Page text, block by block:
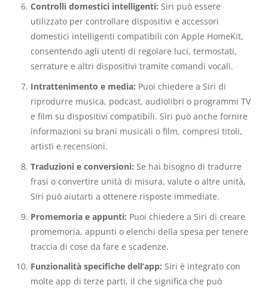
Controlli domestici intelligenti: Siri può essere
utilizzato per controllare dispositivi e accessori
domestici intelligenti compatibili con Apple HomeKit,
consentendo agli utenti di regolare luci, termostati,
serrature e altri dispositivi tramite comandi vocali.
Intrattenimento e media: Puoi chiedere a Siri di
riprodurre musica, podcast, audiolibri o programmi TV
e film su dispositivi compatibili. Siri può anche fornire
informazioni su brani musicali o film, compresi titoli,
artisti e recensioni.
Traduzioni e conversioni: Se hai bisogno di tradurre
frasi o convertire unità di misura, valute o altre unità,
Siri può aiutarti a ottenere risposte immediate.
Promemoria e appunti: Puoi chiedere a Siri di creare
promemoria, appunti o elenchi della spesa per tenere
traccia di cose da fare e scadenze.
Funzionalità specifiche dell’app: Siri è integrato con
molte app di terze parti, il che significa che può